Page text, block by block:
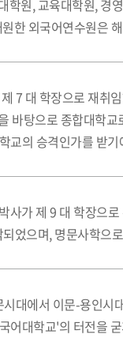
학원, 교육대학원,
한 외국어연수원은
7 대 학장으로 재취
바탕으로 종합대학
교의 승격인가를 받기
사가 제 9 대 학장으
었으며, 명문사학으
대에서 이문-용인
어대학교'의 터전을